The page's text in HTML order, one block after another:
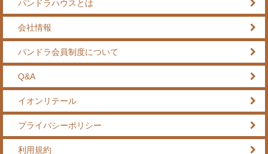
パンドラハウスとは
会社情報
パンドラ会員制度について
Q&A
イオンリテール
プライバシーポリシー
利用規約